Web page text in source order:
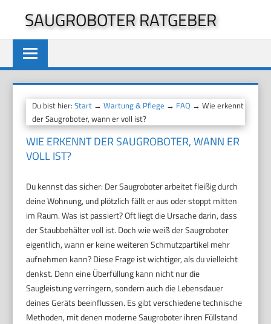
springen
SAUGROBOTER RATGEBER
Du bist hier:Start →Wartung & Pflege → FAQ → Wie erkennt
der Saugroboter, wann er voll ist?
WIE ERKENNT DER SAUGROBOTER, WANN ER
VOLL IST?
Du kennst das sicher: Der Saugroboter arbeitet fleißig durch
deine Wohnung, und plötzlich fällt er aus oder stoppt mitten
im Raum. Was ist passiert? Oft liegt die Ursache darin, dass
der Staubbehälter voll ist. Doch wie weiß der Saugroboter
eigentlich, wann er keine weiteren Schmutzpartikel mehr
aufnehmen kann? Diese Frage ist wichtiger, als du vielleicht
denkst. Denn eine Überfüllung kann nicht nur die
Saugleistung verringern, sondern auch die Lebensdauer
deines Geräts beeinflussen. Es gibt verschiedene technische
Methoden, mit denen moderne Saugroboter ihren Füllstand